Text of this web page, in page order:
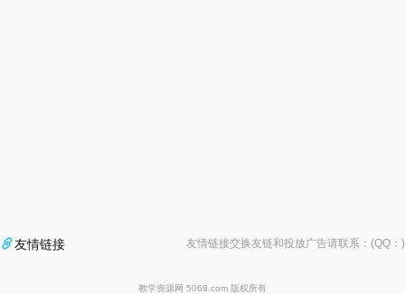
友情链接 友情链接交换友链和投放广告请联系：(QQ： )
教学资源网 5068.com 版权所有